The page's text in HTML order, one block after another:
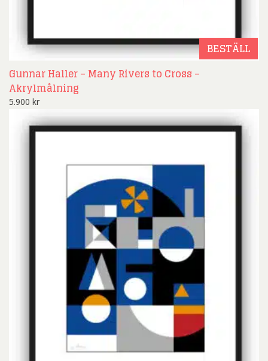
BESTÄLL
Gunnar Haller – Many Rivers to Cross –
Akrylmålning
5.900 kr